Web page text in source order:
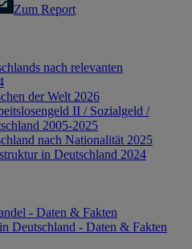
Zum Report
nach relevanten
der Welt 2026
II / Sozialgeld /
2005-2025
nach Nationalität 2025
in Deutschland 2024
- Daten & Fakten
Deutschland - Daten & Fakten